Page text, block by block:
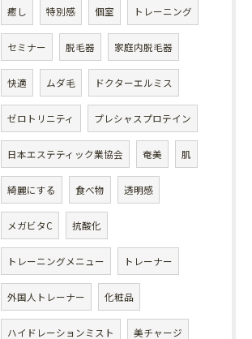
癒し 特別感 個室 トレーニング
セミナー 脱毛器 家庭内脱毛器
快適 ムダ毛 ドクターエルミス
ゼロトリニティ プレシャスプロテイン
日本エステティック業協会 奄美 肌
綺麗にする 食べ物 透明感
メガビタC 抗酸化
トレーニングメニュー トレーナー
外国人トレーナー 化粧品
ハイドレーションミスト 美チャージ